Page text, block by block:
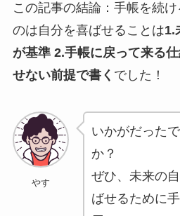
この記事の結論：手帳を続
のは自分を喜ばせることは1.
が基準 2.手帳に戻って来る
せない前提で書く でした！
やす
いかがだった
か？
ぜひ、未来の
ばせるために